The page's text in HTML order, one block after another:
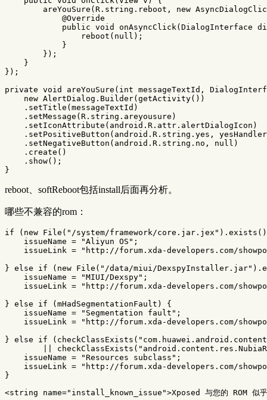
areYouSure ( R . string . reboot , new
@Override
public void onAsyncClick ( DialogInterface
reboot ( null );
}
});
}
});
private void areYouSure ( int messageTextId ,
new AlertDialog . Builder( getActivity())
. setTitle ( messageTextId )
. setMessage ( R . string . areyousure )
. setIconAttribute ( android . R . attr . alertDialogIcon )
. setPositiveButton ( android . R . string . yes ,
yesHandler
. setNegativeButton ( android . R . string . no , null )
. create ()
. show();
}
reboot、softReboot包括install后面再分析。
哪些不兼容的rom：
if ( new File ( "/system/framework/core.jar.jex" ). exists
issueName = "Aliyun OS" ;
issueLink =
"http://forum.xda-developers.com/
} else if ( new File ( "/data/miui/DexspyInstaller.jar" ).
issueName = "MIUI/Dexspy" ;
issueLink =
"http://forum.xda-developers.com/
} else if ( mHadSegmentationFault )
{
issueName = "Segmentation fault" ;
issueLink =
"http://forum.xda-developers.com/
} else if ( checkClassExists (
checkClassExists (
issueName = "Resources subclass" ;
issueLink =
"http://forum.xda-developers.com/
}
<string
name="install_known_issue">Xposed 与您的 ROM 似